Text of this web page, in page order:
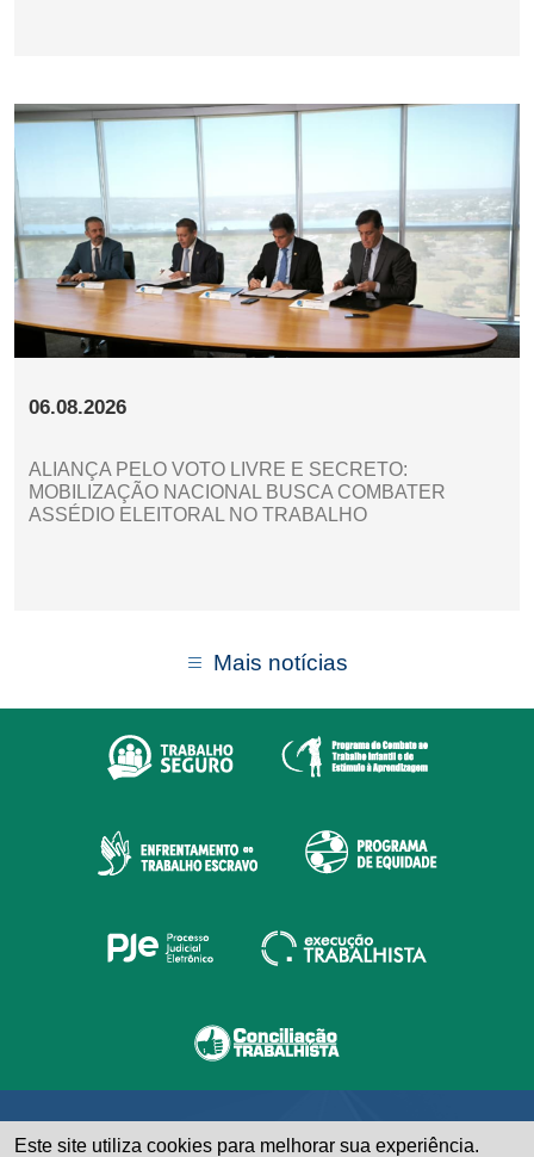
06.08.2026
ALIANÇA PELO VOTO LIVRE E SECRETO:
MOBILIZAÇÃO NACIONAL BUSCA COMBATER
ASSÉDIO ELEITORAL NO TRABALHO
Mais notícias
Este site utiliza cookies para melhorar sua experiência.